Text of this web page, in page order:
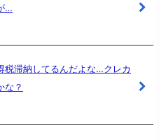
…
税滞納してるんだよな…クレカ
な？